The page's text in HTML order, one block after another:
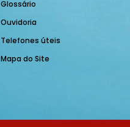
Glossário
Ouvidoria
Telefones úteis
Mapa do Site